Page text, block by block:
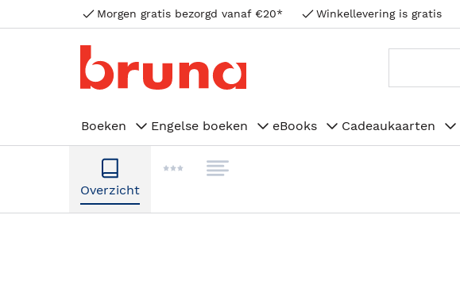
Morgen gratis bezorgd vanaf €20* Winkellevering is gratis
Boeken Engelse boeken eBooks Cadeaukaarten
Overzicht